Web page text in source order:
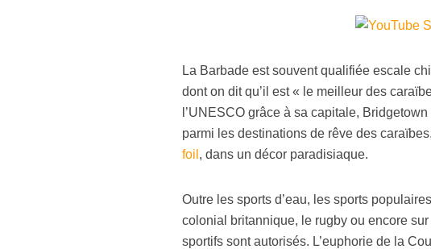
La Barbade est souvent qualifiée escale
dont on dit qu’il est « le meilleur des
l’UNESCO grâce à sa capitale, Bridgetown
parmi les destinations de rêve des
foil , dans un décor paradisiaque.
Outre les sports d’eau, les sports
colonial britannique, le rugby ou encore
sportifs sont autorisés. L’euphorie de la